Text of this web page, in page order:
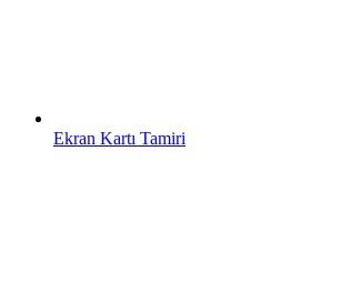
Ekran Kartı Tamiri